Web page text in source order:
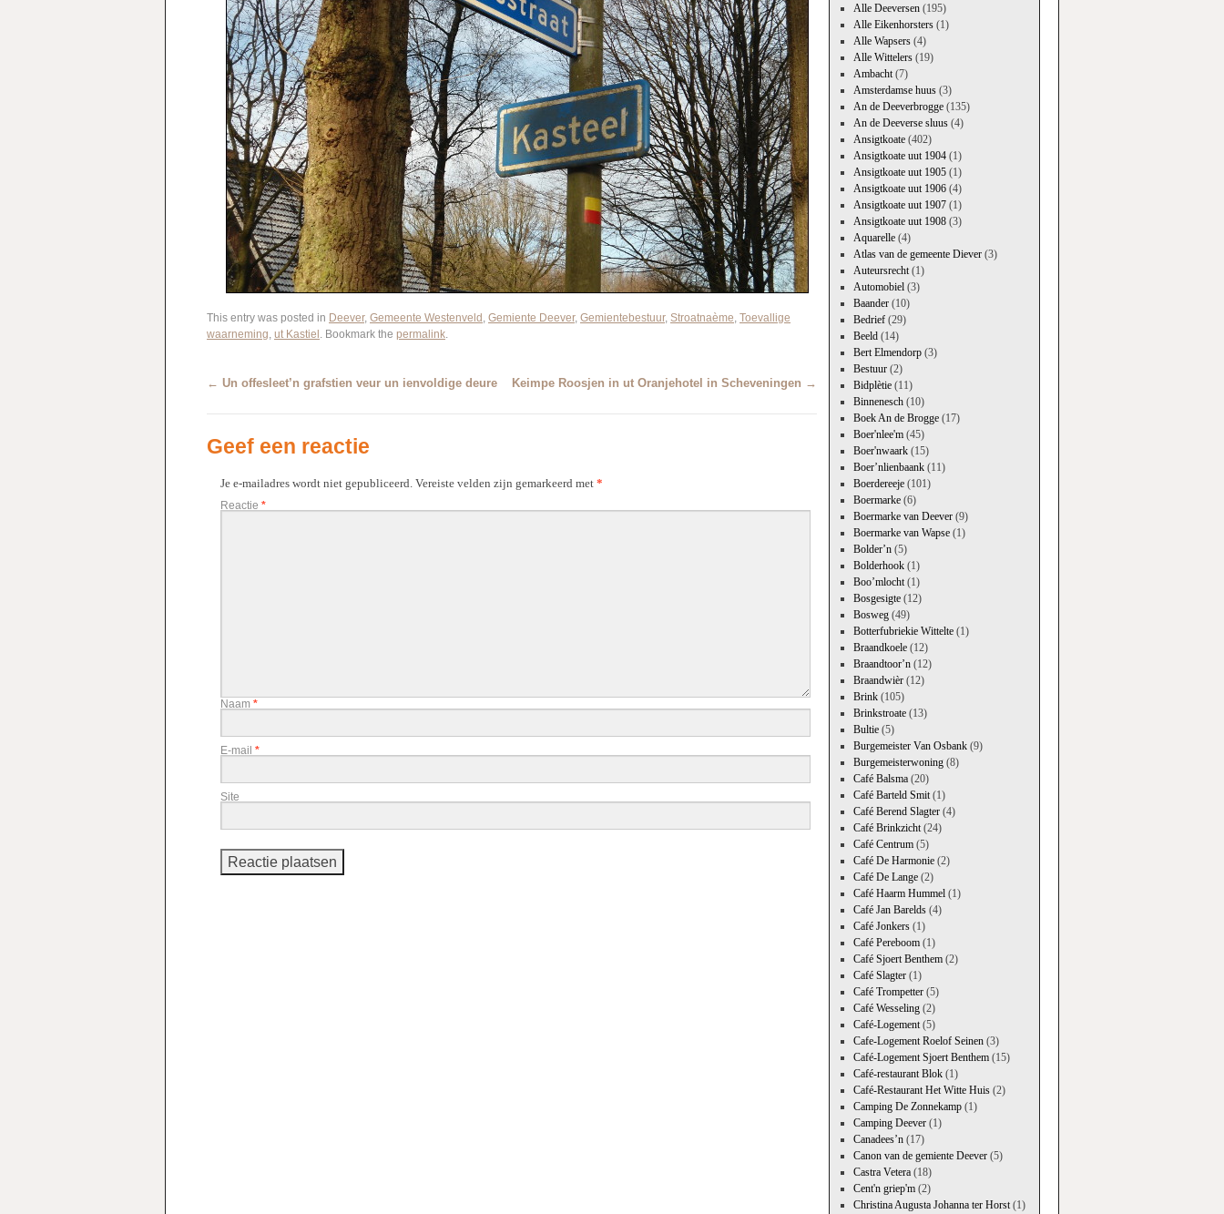
This entry was posted in Deever, Gemeente Westenveld , Gemiente Deever, Gemientebestuur, Stroatnaème, Toevallige
waarneming, ut Kastiel . Bookmark the permalink.
← Un offesleet’n grafstien veur un ienvoldige deure Keimpe Roosjen in ut Oranjehotel in Scheveningen →
Geef een reactie
Je e-mailadres wordt niet gepubliceerd. Vereiste velden zijn gemarkeerd met *
Reactie *
Naam *
E-mail *
Site
Alle Deeversen(195)
Alle Eikenhorsters(1)
Alle Wapsers(4)
Alle Wittelers(19)
Ambacht(7)
Amsterdamse huus(3)
An de Deeverbrogge(135)
An de Deeverse sluus(4)
Ansigtkoate(402)
Ansigtkoate uut 1904(1)
Ansigtkoate uut 1905(1)
Ansigtkoate uut 1906(4)
Ansigtkoate uut 1907(1)
Ansigtkoate uut 1908(3)
Aquarelle(4)
Atlas van de gemeente Diever(3)
Auteursrecht(1)
Automobiel(3)
Baander(10)
Bedrief(29)
Beeld(14)
Bert Elmendorp(3)
Bestuur(2)
Bidplètie(11)
Binnenesch(10)
Boek An de Brogge(17)
Boer'nlee'm(45)
Boer'nwaark(15)
Boer’nlienbaank(11)
Boerdereeje(101)
Boermarke(6)
Boermarke van Deever(9)
Boermarke van Wapse(1)
Bolder’n(5)
Bolderhook(1)
Boo’mlocht(1)
Bosgesigte(12)
Bosweg(49)
Botterfubriekie Wittelte(1)
Braandkoele(12)
Braandtoor’n(12)
Braandwièr(12)
Brink(105)
Brinkstroate(13)
Bultie(5)
Burgemeister Van Osbank(9)
Burgemeisterwoning(8)
Café Balsma(20)
Café Barteld Smit(1)
Café Berend Slagter(4)
Café Brinkzicht(24)
Café Centrum(5)
Café De Harmonie(2)
Café De Lange(2)
Café Haarm Hummel(1)
Café Jan Barelds(4)
Café Jonkers(1)
Café Pereboom(1)
Café Sjoert Benthem(2)
Café Slagter(1)
Café Trompetter(5)
Café Wesseling(2)
Café-Logement(5)
Cafe-Logement Roelof Seinen(3)
Café-Logement Sjoert Benthem(15)
Café-restaurant Blok(1)
Café-Restaurant Het Witte Huis(2)
Camping De Zonnekamp(1)
Camping Deever(1)
Canadees’n(17)
Canon van de gemiente Deever(5)
Castra Vetera(18)
Cent'n griep'm(2)
Christina Augusta Johanna ter Horst(1)